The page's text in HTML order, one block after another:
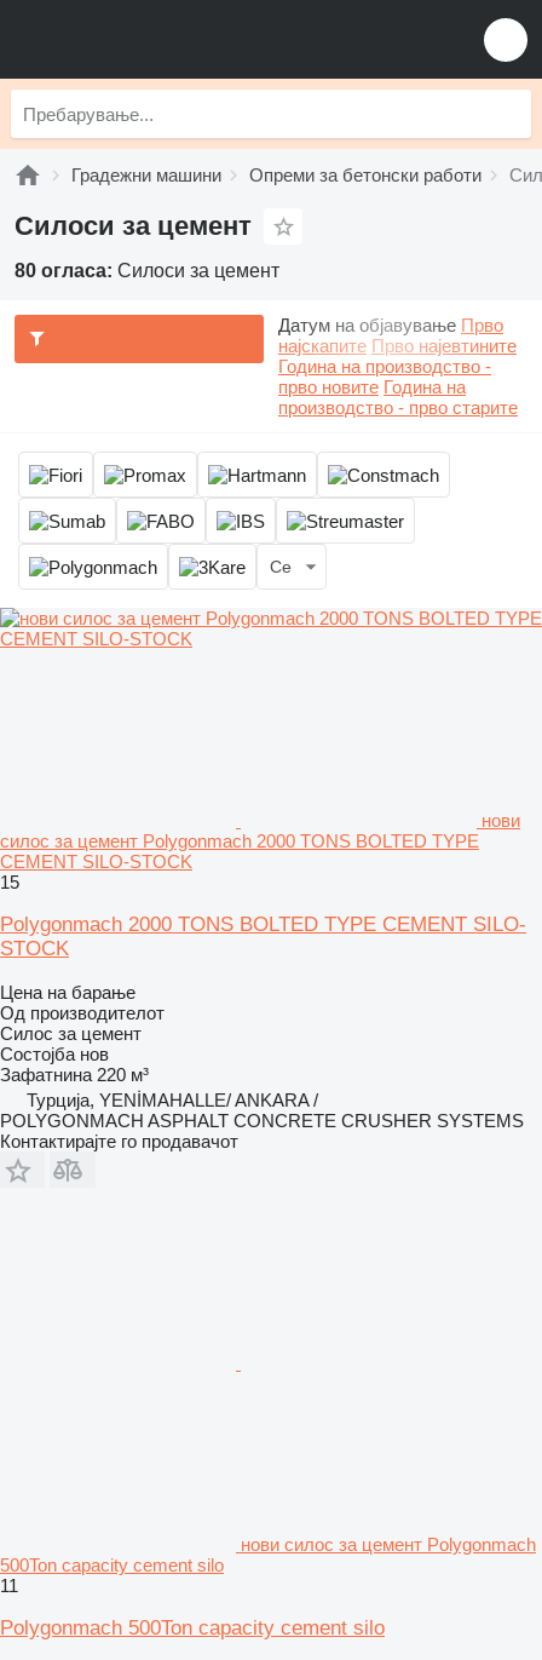
Градежни машини Опреми за бетонски работи
Силоси за цемент
80 огласа: Силоси за цемент
Датум на објавување Прво
најскапите Прво најевтините
Година на производство -
прво новите Година на
производство - прво старите
Се
нови
силос за цемент Polygonmach 2000 TONS BOLTED TYPE
CEMENT SILO-STOCK
15
Polygonmach 2000 TONS BOLTED TYPE CEMENT SILO-
STOCK
Цена на барање
Од производителот
Силос за цемент
Состојба нов
Зафатнина 220 м³
Турција, YENİMAHALLE/ ANKARA /
POLYGONMACH ASPHALT CONCRETE CRUSHER SYSTEMS
Контактирајте го продавачот
нови силос за цемент Polygonmach
500Ton capacity cement silo
11
Polygonmach 500Ton capacity cement silo